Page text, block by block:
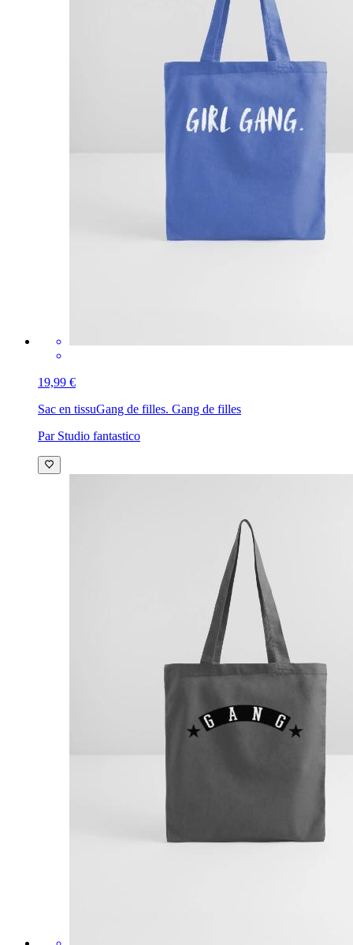
19,99 €
Sac en tissuGang de filles. Gang de filles
Par Studio fantastico